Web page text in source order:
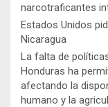
narcotraficantes
Estados Unidos
Nicaragua
La falta de
Honduras ha
afectando la
humano y la